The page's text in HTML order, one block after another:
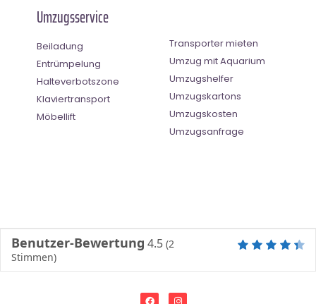
Umzugsservice
Beiladung
Entrümpelung
Halteverbotszone
Klaviertransport
Möbellift
Transporter mieten
Umzug mit Aquarium
Umzugshelfer
Umzugskartons
Umzugskosten
Umzugsanfrage
Benutzer-Bewertung 4.5 (2
Stimmen)